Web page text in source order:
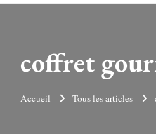
coffret
Accueil Tous les articles